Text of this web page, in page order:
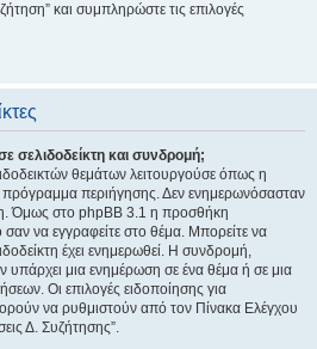
και συμπληρώστε τις επιλογές
σελιδοδείκτη και συνδρομή;
θεμάτων λειτουργούσε όπως η
πρόγραμμα περιήγησης. Δεν ενημερωνόσασταν
Όμως στο phpBB 3.1 η προσθήκη
σαν να εγγραφείτε στο θέμα. Μπορείτε να
έχει ενημερωθεί. Η συνδρομή,
υπάρχει μια ενημέρωση σε ένα θέμα ή σε μια
Οι επιλογές ειδοποίησης για
να ρυθμιστούν από τον Πίνακα Ελέγχου
Δ. Συζήτησης”.